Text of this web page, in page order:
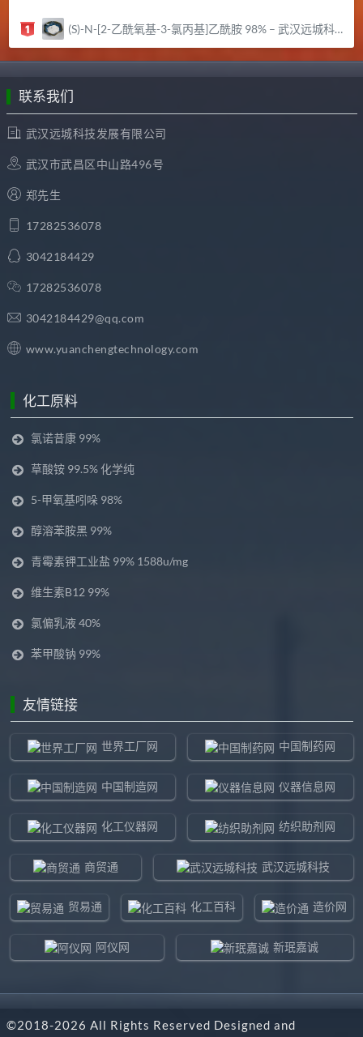
(S)-N-[2-乙酰氧基-3-氯丙基]乙酰胺 98% – 武汉远城科技发展有限公司
联系我们
武汉远城科技发展有限公司
武汉市武昌区中山路496号
郑先生
17282536078
3042184429
17282536078
3042184429@qq.com
www.yuanchengtechnology.com
化工原料
氯诺昔康 99%
草酸铵 99.5% 化学纯
5-甲氧基吲哚 98%
醇溶苯胺黑 99%
青霉素钾工业盐 99% 1588u/mg
维生素B12 99%
氯偏乳液 40%
苯甲酸钠 99%
友情链接
世界工厂网 中国制药网
中国制造网 仪器信息网
化工仪器网 纺织助剂网
商贸通 武汉远城科技
贸易通 化工百科 造价网
阿仪网 新珉嘉诚
东北制造网 药智通
©2018-2026 All Rights Reserved Designed and